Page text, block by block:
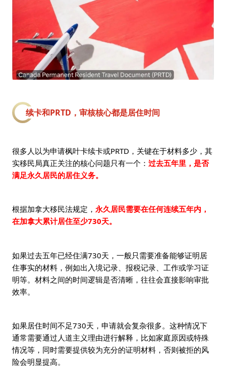
续卡和PRTD，审核核心都是居住时间
很多人以为申请枫叶卡续卡或PRTD，关键在于材料多少，其
实移民局真正关注的核心问题只有一个： 过去五年里，是否
满足永久居民的居住义务。
根据加拿大移民法规定， 永久居民需要在任何连续五年内，
在加拿大累计居住至少730天。
如果过去五年已经住满730天，一般只需要准备能够证明居
住事实的材料，例如出入境记录、报税记录、工作或学习证
明等。材料之间的时间逻辑是否清晰，往往会直接影响审批
效率。
如果居住时间不足730天，申请就会复杂很多。这种情况下
通常需要通过人道主义理由进行解释，比如家庭原因或特殊
情况等，同时需要提供较为充分的证明材料，否则被拒的风
险会明显提高。